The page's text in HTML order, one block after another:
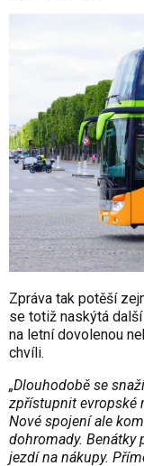
Zpráva tak potěší
se totiž naskýtá
na letní dovolenou
chvíli.
„Dlouhodobě se
zpřístupnit evropské
Nové spojení ale
dohromady.
jezdí na nákupy.